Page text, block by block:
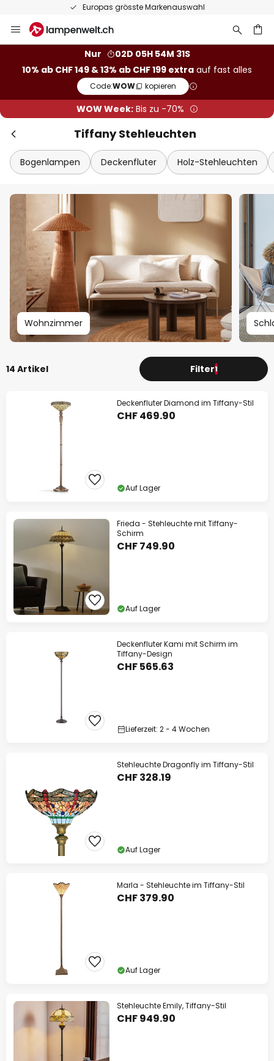
Europas grösste Markenauswahl
Inhalt
Nur
02D 05H 54M 31S
10% ab CHF 149 & 13% ab CHF 199 extra auf fast alles
Code:WOW kopieren
WOW Week:Bis zu -70%
Tiffany Stehleuchten
Bogenlampen Deckenfluter Holz-Stehleuchten
Wohnzimmer
14 Artikel Filter1
Deckenfluter Diamond im Tiffany-Stil
CHF 469.90
Auf Lager
Frieda - Stehleuchte mit Tiffany-
Schirm
CHF 749.90
Auf Lager
Deckenfluter Kami mit Schirm im
Tiffany-Design
CHF 565.63
Lieferzeit: 2 - 4 Wochen
Stehleuchte Dragonfly im Tiffany-Stil
CHF 328.19
Auf Lager
Marla - Stehleuchte im Tiffany-Stil
CHF 379.90
Auf Lager
Stehleuchte Emily, Tiffany-Stil
CHF 949.90